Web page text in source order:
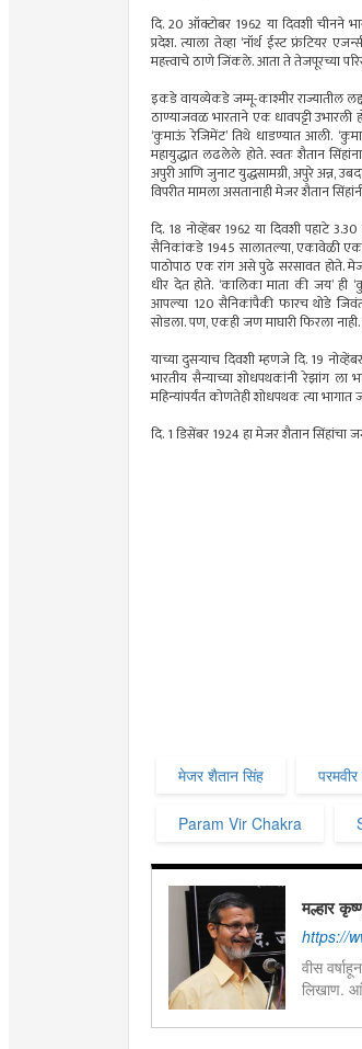
दि. 20 ऑक्टोबर 1962 या दिवशी चीनने
प्रदेश. त्याला तेव्हा ‘नॉर्थ ईस्ट फ्रंटियर
महत्त्वाचे ठाणे जिंकले. आता ते तेजपूरच्या
इकडे वायव्येकडे जम्मू-काश्मीर राज्यातील
ठाण्याजवळ भारताने एक धावपट्टी उभारली
‘कुमाऊं रेजिमेंट’ तिथे धाडण्यात आली.
महायुद्धात लढलेले होते. स्वतः शैतान
अपुरी आणि जुनाट युद्धसामग्री, अपुरे अन्न,
विपरीत मामला असतानाही मेजर शैतान
दि. 18 नोव्हेंबर 1962 या दिवशी पहाटे
सैनिकांकडे 1945 सालातल्या, एकावेळी एकच
पाठोपाठ एक रांग असे पुढे सरसावत होते.
धीर देत होते. ‘कालिका माता की जय’
आपल्या 120 सैनिकांपैकी फारच थोडे
सोडला. पण, एकही जण माघारी फिरला
याच्या दुसर्‍याच दिवशी म्हणजे दि. 19
भारतीय सैन्याच्या शोधपथकांनी रेझांग
महिन्यांपर्यंत कोणतेही शोधपथक त्या
दि. 1 डिसेंबर 1924 हा मेजर शैतान
मेजर शैतान सिंह
Param Vir Chakra
मल्हार
https://
वीस
लिखाण.